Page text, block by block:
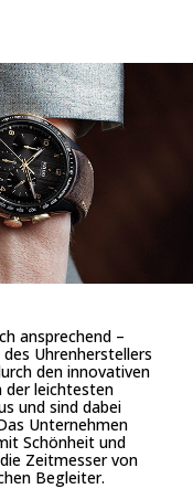
ansprechend –
Uhrenherstellers
den innovativen
der leichtesten
und sind dabei
Unternehmen
Schönheit und
Zeitmesser von
Begleiter.